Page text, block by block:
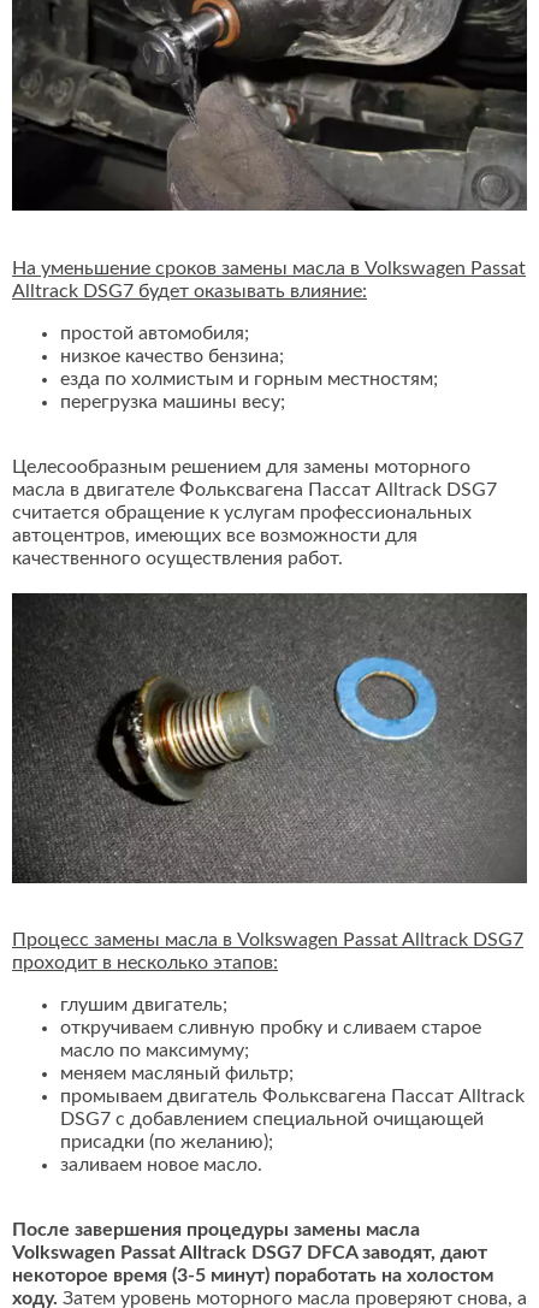
На уменьшение сроков замены масла в Volkswagen Passat
Alltrack DSG7 будет оказывать влияние:
простой автомобиля;
низкое качество бензина;
езда по холмистым и горным местностям;
перегрузка машины весу;
Целесообразным решением для замены моторного
масла в двигателе Фольксвагена Пассат Alltrack DSG7
считается обращение к услугам профессиональных
автоцентров, имеющих все возможности для
качественного осуществления работ.
Процесс замены масла в Volkswagen Passat Alltrack DSG7
проходит в несколько этапов:
глушим двигатель;
откручиваем сливную пробку и сливаем старое
масло по максимуму;
меняем масляный фильтр;
промываем двигатель Фольксвагена Пассат Alltrack
DSG7 с добавлением специальной очищающей
присадки (по желанию);
заливаем новое масло.
После завершения процедуры замены масла
Volkswagen Passat Alltrack DSG7 DFCA заводят, дают
некоторое время (3-5 минут) поработать на холостом
ходу. Затем уровень моторного масла проверяют снова, а